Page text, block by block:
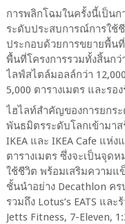
การพลิกโฉมในครั้งนี้เป็น
ระดับประสบการณ์การใช้
ประกอบด้วยการขยายพื้น
พื้นที่โครงการรวมทั้งสิ้นกว่
ไลฟ์สไตล์มอลล์กว่า 12,000
5,000 ตารางเมตร และรอ
ไฮไลท์สำคัญของการยกร
พันธมิตรระดับโลกเข้ามา
IKEA และ IKEA Cafe แห่ง
ตารางเมตร ซึ่งจะเป็นจุด
ใช้ชีวิต พร้อมเสริมความ
ชั้นนำอย่าง Decathlon คร
รวมถึง Lotus’s EATS และ
Jetts Fitness, 7-Eleven,